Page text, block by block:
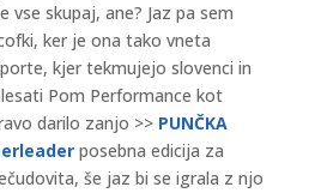
vse skupaj, ane? Jaz pa sem
ker je ona tako vneta
kjer tekmujejo slovenci in
Pom Performance kot
darilo zanjo >> PUNČKA
posebna edicija za
še jaz bi se igrala z njo